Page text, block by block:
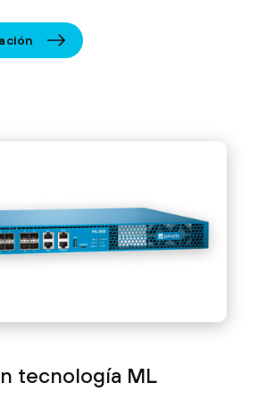
tecnología ML